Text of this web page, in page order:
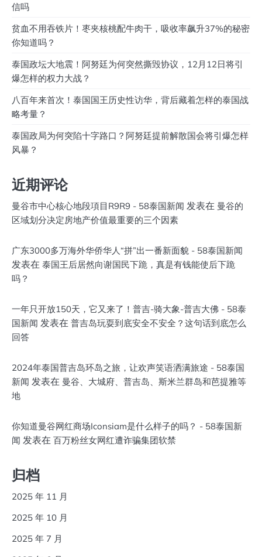
信吗
贫血不用吞铁片！枣夹核桃配牛肉干，吸收率飙升37%的秘密
你知道吗？
泰国政坛大地震！阿努廷为何突然撕毁协议，12月12日将引
爆怎样的权力大战？
八百年来首次！泰国国王历史性访华，背后藏着怎样的泰国战
略考量？
泰国政局为何突陷十字路口？阿努廷提前解散国会将引爆怎样
风暴？
近期评论
曼谷市中心核心地段項目R9R9 - 58泰国新闻 发表在 曼谷的
区域划分决定房地产价值最重要的三个因素
广东3000多万海外华侨华人“拼”出一番新面貌 - 58泰国新闻
发表在 泰国王后居然向谢国民下跪，真是有钱能使后下跪
吗？
一年只开放150天，它又来了！普吉-骑大象-普吉大佛 - 58泰
国新闻 发表在 普吉岛玩耍到底安全不安全？这句话到底怎么
回答
2024年泰国普吉岛环岛之旅，让欢声笑语洒满旅途 - 58泰国
新闻 发表在 曼谷、大城府、普吉岛、斯米兰群岛和芭提雅等
地
你知道曼谷网红商场Iconsiam是什么样子的吗？ - 58泰国新
闻 发表在 百万粉丝女网红遭诈骗集团软禁
归档
2025 年 11 月
2025 年 10 月
2025 年 7 月